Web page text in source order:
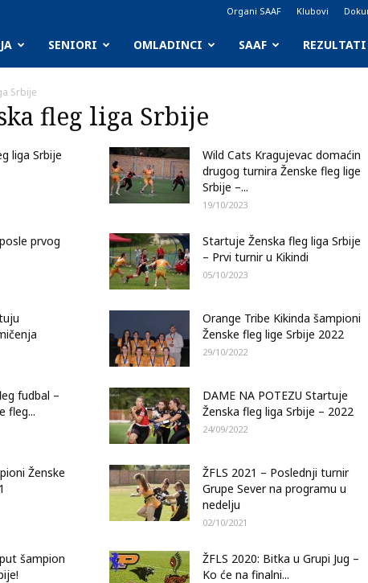
Organi SAAF Klubovi
SENIORI OMLADINCI SAAF REZULTATI
Srbije
fleg liga Srbije
liga Srbije
Wild Cats Kragujevac domaćin
drugog turnira Ženske fleg lige
Srbije –...
19/10/2023
prvog
Startuje Ženska fleg liga Srbije
– Prvi turnir u Kikindi
05/10/2023
Orange Tribe Kikinda šampioni
Ženske fleg lige Srbije 2022
29/10/2022
fudbal –
fleg...
DAME NA POTEZU Startuje
Ženska fleg liga Srbije – 2022
24/09/2022
Ženske
ŽFLS 2021 – Poslednji turnir
Grupe Sever na programu u
nedelju
02/10/2021
šampion
ŽFLS 2020: Bitka u Grupi Jug –
Ko će na finalni...